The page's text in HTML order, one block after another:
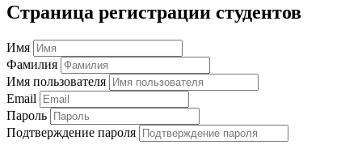
Страница регистрации студентов
Имя
Фамилия
Имя пользователя
Email
Пароль
Подтверждение пароля